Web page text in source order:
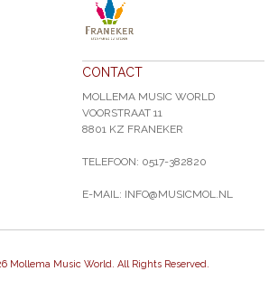
CONTACT
MOLLEMA MUSIC WORLD
VOORSTRAAT 11
8801 KZ FRANEKER
TELEFOON: 0517-382820
E-MAIL: INFO@MUSICMOL.NL
Mollema Music World. All Rights Reserved.